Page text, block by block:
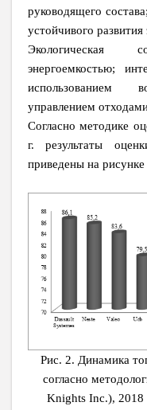
руководящего
устойчивого
Экологическая
энергоемкостью;
использованием
управлением
Согласно методике
г. результаты
приведены на рисунке
Рис. 2. Динамика
согласно
Knights Inc.), 2018